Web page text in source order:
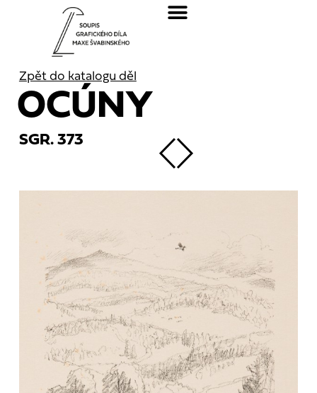
Zpět do katalogu děl
OCÚNY
SGR. 373